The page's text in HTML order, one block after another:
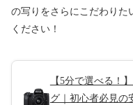
の写りをさらにこだわりた
ください！
【5分で選べる！
グ｜初心者必見の